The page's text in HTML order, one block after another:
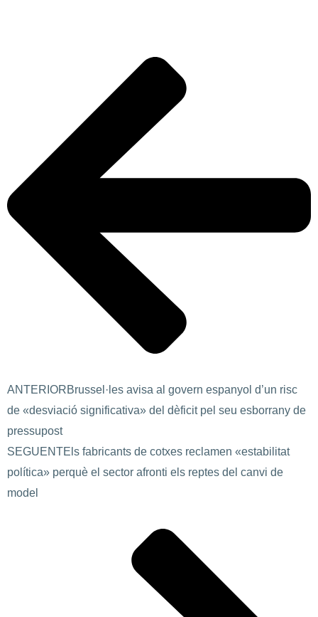
ANTERIORBrussel·les avisa al govern espanyol d’un risc
de «desviació significativa» del dèficit pel seu esborrany de
pressupost
SEGUENTEls fabricants de cotxes reclamen «estabilitat
política» perquè el sector afronti els reptes del canvi de
model